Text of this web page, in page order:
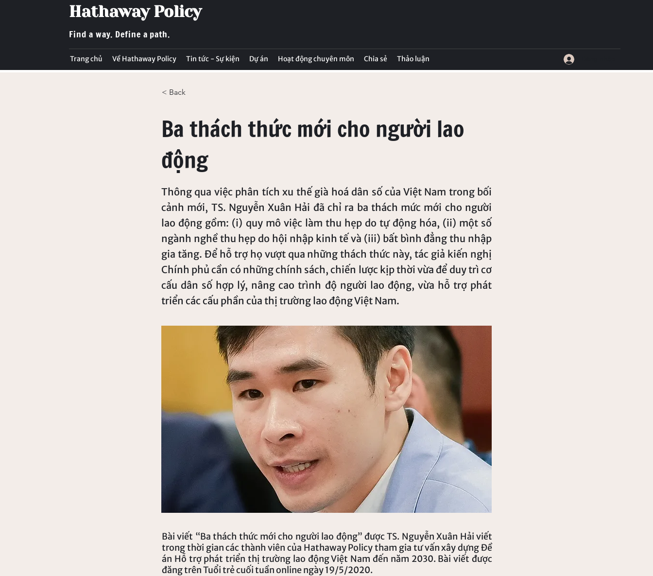
Hathaway Policy
Find a way. Define a path.
Trang chủ Về Hathaway Policy Tin tức - Sự kiện Dự án Hoạt động chuyên môn Chia sẻ Thảo luận
< Back
Ba thách thức mới cho người lao
động
Thông qua việc phân tích xu thế già hoá dân số của Việt Nam trong bối
cảnh mới, TS. Nguyễn Xuân Hải đã chỉ ra ba thách mức mới cho người
lao động gồm: (i) quy mô việc làm thu hẹp do tự động hóa, (ii) một số
ngành nghề thu hẹp do hội nhập kinh tế và (iii) bất bình đẳng thu nhập
gia tăng. Để hỗ trợ họ vượt qua những thách thức này, tác giả kiến nghị
Chính phủ cần có những chính sách, chiến lược kịp thời vừa để duy trì cơ
cấu dân số hợp lý, nâng cao trình độ người lao động, vừa hỗ trợ phát
triển các cấu phần của thị trường lao động Việt Nam.
Bài viết “Ba thách thức mới cho người lao động” được TS. Nguyễn Xuân Hải viết
trong thời gian các thành viên của Hathaway Policy tham gia tư vấn xây dựng Đề
án Hỗ trợ phát triển thị trường lao động Việt Nam đến năm 2030. Bài viết được
đăng trên Tuổi trẻ cuối tuần online ngày 19/5/2020.